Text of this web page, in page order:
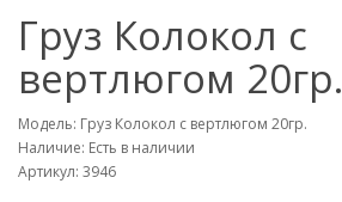
Груз Колокол с
вертлюгом 20гр.
Модель: Груз Колокол с вертлюгом 20гр.
Наличие: Есть в наличии
Артикул: 3946